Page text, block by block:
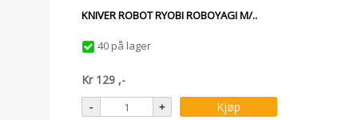
KNIVER ROBOT RYOBI ROBOYAGI M/..
40 på lager
Kr 129 ,-
Kjøp